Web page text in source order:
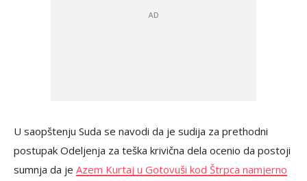
U saopštenju Suda se navodi da je sudija za prethodni
postupak Odeljenja za teška krivična dela ocenio da postoji
sumnja da je Azem Kurtaj u Gotovuši kod Štrpca namjerno